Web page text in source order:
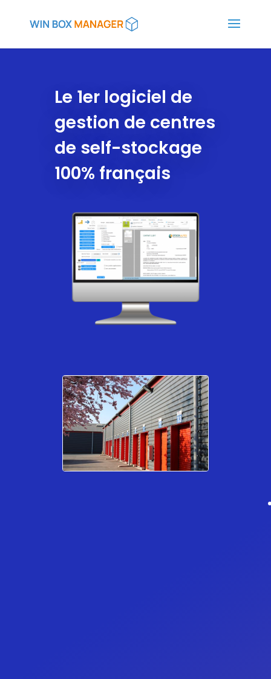
Le 1er logiciel de
gestion de centres
de self-stockage
100% français